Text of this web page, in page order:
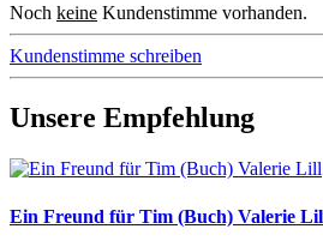
Noch keine Kundenstimme vorhanden.
Kundenstimme schreiben
Unsere Empfehlung
Ein Freund für Tim (Buch) Valerie